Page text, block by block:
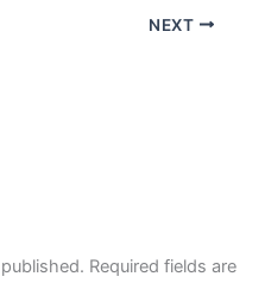
NEXT
Required fields are